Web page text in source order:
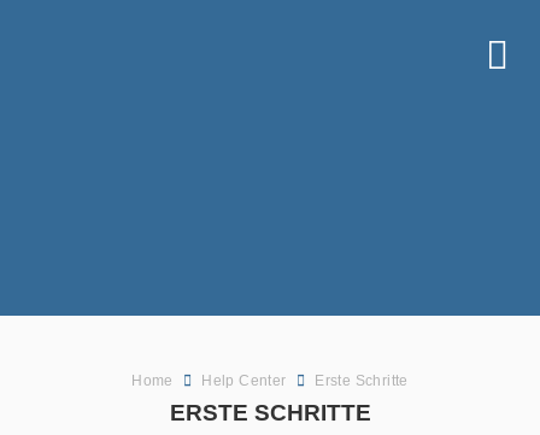
Home Help Center Erste Schritte
ERSTE SCHRITTE